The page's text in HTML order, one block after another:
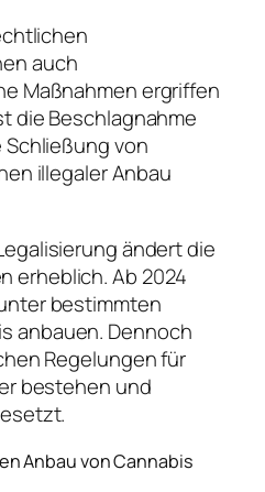
auch
Maßnahmen ergriffen
die Beschlagnahme
von
illegaler Anbau
ändert die
erheblich. Ab 2024
bestimmten
anbauen. Dennoch
Regelungen für
bestehen und
Anbau von Cannabis